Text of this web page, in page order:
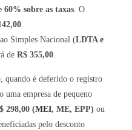
60% sobre as taxas. O
.
Simples Nacional (LDTA e
deR$ 355,00.
quando é deferido o registro
empresa de pequeno
298,00 (MEI, ME, EPP) ou
pelo desconto